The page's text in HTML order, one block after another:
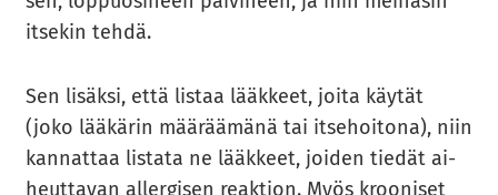
it­se­kin tehdä.
Sen li­säk­si, että lis­taa lääk­keet, joita käy­tät
(joko lää­kä­rin mää­rää­mä­nä tai it­se­hoi­to­na), niin
kan­nat­taa lis­ta­ta ne lääk­keet, joi­den tie­dät ai­
heut­ta­van al­ler­gi­sen reak­tion. Myös kroo­ni­set